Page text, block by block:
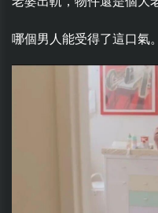
哪個男人能受得了這口氣。